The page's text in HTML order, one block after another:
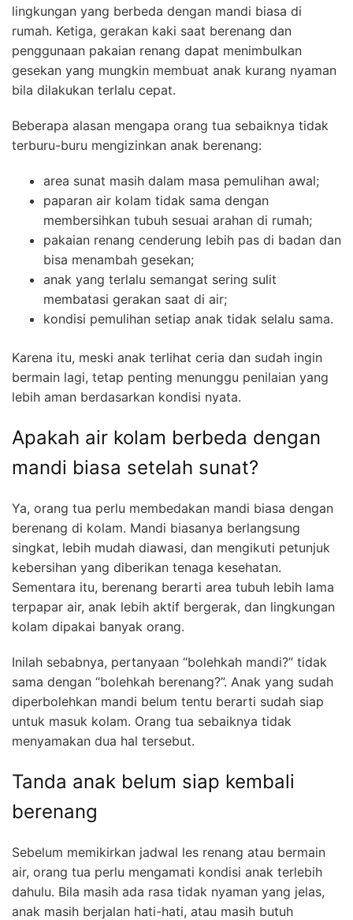
lingkungan yang berbeda dengan mandi biasa di
rumah. Ketiga, gerakan kaki saat berenang dan
penggunaan pakaian renang dapat menimbulkan
gesekan yang mungkin membuat anak kurang nyaman
bila dilakukan terlalu cepat.
Beberapa alasan mengapa orang tua sebaiknya tidak
terburu-buru mengizinkan anak berenang:
area sunat masih dalam masa pemulihan awal;
paparan air kolam tidak sama dengan
membersihkan tubuh sesuai arahan di rumah;
pakaian renang cenderung lebih pas di badan dan
bisa menambah gesekan;
anak yang terlalu semangat sering sulit
membatasi gerakan saat di air;
kondisi pemulihan setiap anak tidak selalu sama.
Karena itu, meski anak terlihat ceria dan sudah ingin
bermain lagi, tetap penting menunggu penilaian yang
lebih aman berdasarkan kondisi nyata.
Apakah air kolam berbeda dengan
mandi biasa setelah sunat?
Ya, orang tua perlu membedakan mandi biasa dengan
berenang di kolam. Mandi biasanya berlangsung
singkat, lebih mudah diawasi, dan mengikuti petunjuk
kebersihan yang diberikan tenaga kesehatan.
Sementara itu, berenang berarti area tubuh lebih lama
terpapar air, anak lebih aktif bergerak, dan lingkungan
kolam dipakai banyak orang.
Inilah sebabnya, pertanyaan “bolehkah mandi?” tidak
sama dengan “bolehkah berenang?”. Anak yang sudah
diperbolehkan mandi belum tentu berarti sudah siap
untuk masuk kolam. Orang tua sebaiknya tidak
menyamakan dua hal tersebut.
Tanda anak belum siap kembali
berenang
Sebelum memikirkan jadwal les renang atau bermain
air, orang tua perlu mengamati kondisi anak terlebih
dahulu. Bila masih ada rasa tidak nyaman yang jelas,
anak masih berjalan hati-hati, atau masih butuh